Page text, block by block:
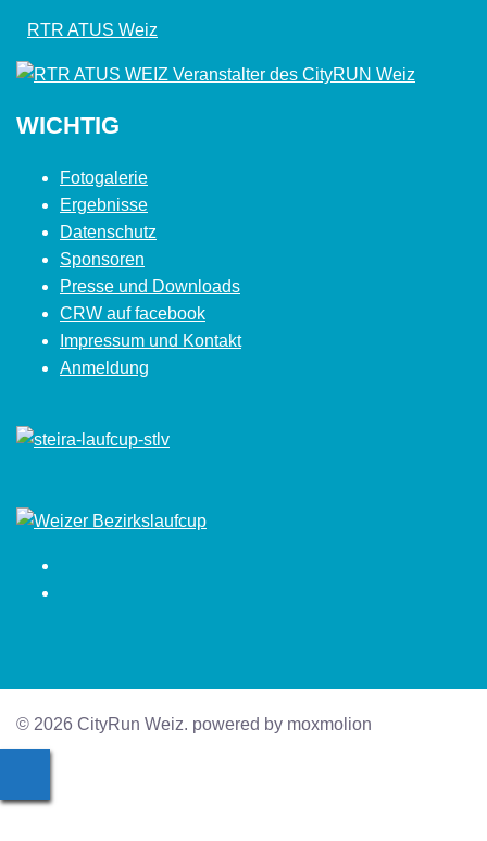
RTR ATUS Weiz
WICHTIG
Fotogalerie
Ergebnisse
Datenschutz
Sponsoren
Presse und Downloads
CRW auf facebook
Impressum und Kontakt
Anmeldung
© 2026 CityRun Weiz. powered by moxmolion